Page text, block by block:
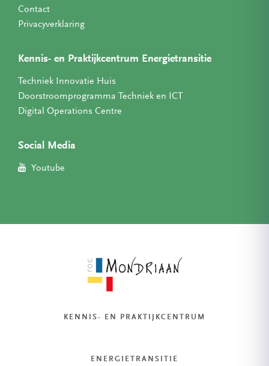
Contact
Privacyverklaring
Kennis- en Praktijkcentrum Energietransitie
Techniek Innovatie Huis
Doorstroomprogramma Techniek en ICT
Digital Operations Centre
Social Media
Youtube
KENNIS- EN PRAKTIJKCENTRUM
ENERGIETRANSITIE